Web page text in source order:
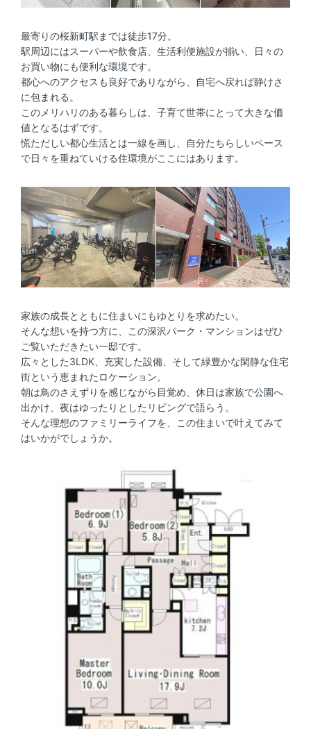
最寄りの桜新町駅までは徒歩17分。
駅周辺にはスーパーや飲食店、生活利便施設が揃い、日々の
お買い物にも便利な環境です。
都心へのアクセスも良好でありながら、自宅へ戻れば静けさ
に包まれる。
このメリハリのある暮らしは、子育て世帯にとって大きな価
値となるはずです。
慌ただしい都心生活とは一線を画し、自分たちらしいペース
で日々を重ねていける住環境がここにはあります。
家族の成長とともに住まいにもゆとりを求めたい。
そんな想いを持つ方に、この深沢パーク・マンションはぜひ
ご覧いただきたい一邸です。
広々とした3LDK、充実した設備、そして緑豊かな閑静な住宅
街という恵まれたロケーション。
朝は鳥のさえずりを感じながら目覚め、休日は家族で公園へ
出かけ、夜はゆったりとしたリビングで語らう。
そんな理想のファミリーライフを、この住まいで叶えてみて
はいかがでしょうか。